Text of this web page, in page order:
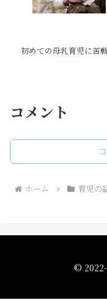
初めての母乳育児に苦
コメント
ホーム 育児の
© 2022-